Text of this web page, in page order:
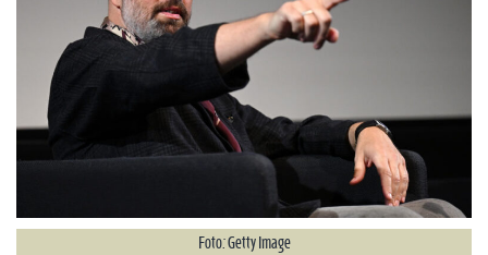
Foto: Getty Image